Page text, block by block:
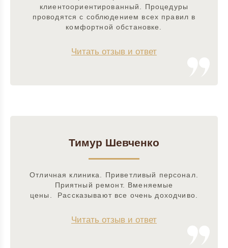
клиентоориентированный. Процедуры
проводятся с соблюдением всех правил в
комфортной обстановке.
Читать отзыв и ответ
Тимур Шевченко
Отличная клиника. Приветливый персонал.
Приятный ремонт. Вменяемые
цены. Рассказывают все очень доходчиво.
Читать отзыв и ответ